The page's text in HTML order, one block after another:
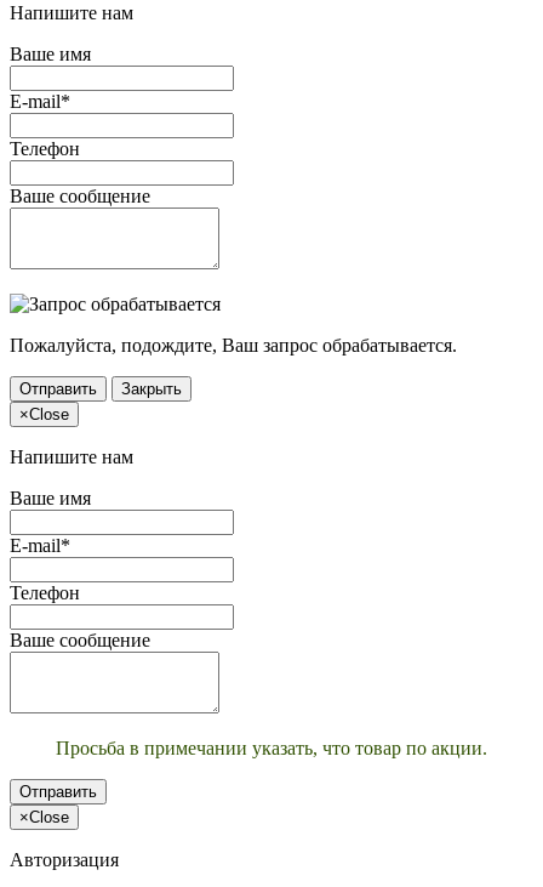
Напишите нам
Ваше имя
E-mail*
Телефон
Ваше сообщение
Пожалуйста, подождите, Ваш запрос обрабатывается.
Отправить
Закрыть
×Close
Напишите нам
Ваше имя
E-mail*
Телефон
Ваше сообщение
Просьба в примечании указать, что товар по акции.
Отправить
×Close
Авторизация